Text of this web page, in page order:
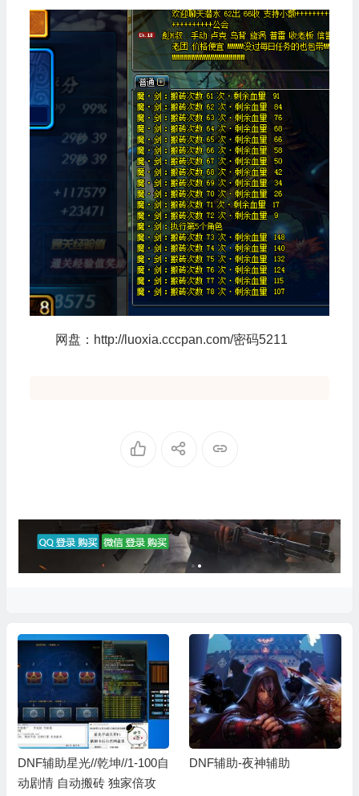
网盘：http://luoxia.cccpan.com/密码5211
DNF辅助星光//乾坤//1-100自
动剧情 自动搬砖 独家倍攻
DNF辅助-夜神辅助